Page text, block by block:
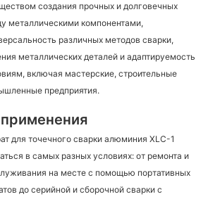
создания прочных и долговечных
металлическими компонентами,
различных методов сварки,
металлических деталей и адаптируемость
включая мастерские, строительные
предприятия.
для точечного сварки алюминия XLC-1
в самых разных условиях: от ремонта и
на месте с помощью портативных
до серийной и сборочной сварки с